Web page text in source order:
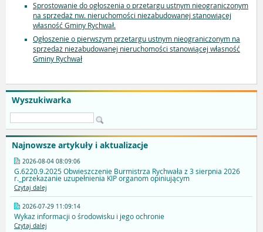
Wyszukiwarka
Najnowsze artykuły i aktualizacje
2026-08-04 08:09:06
G.6220.9.2025 Obwieszczenie Burmistrza Rychwała z 3 sierpnia 2026
r._przekazanie uzupełnienia KIP organom opiniującym
Czytaj dalej
2026-07-29 11:09:14
Wykaz informacji o środowisku i jego ochronie
Czytaj dalej
Sprostowanie do ogłoszenia o przetargu ustnym nieograniczonym
na sprzedaż nw. nieruchomości niezabudowanej stanowiącej
własność Gminy Rychwał.
Ogłoszenie o pierwszym przetargu ustnym nieograniczonym na
sprzedaż niezabudowanej nieruchomości stanowiącej własność
Gminy Rychwał